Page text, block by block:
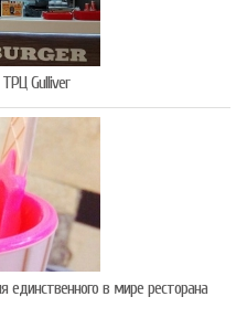
Gulliver
единственного в мире ресторана